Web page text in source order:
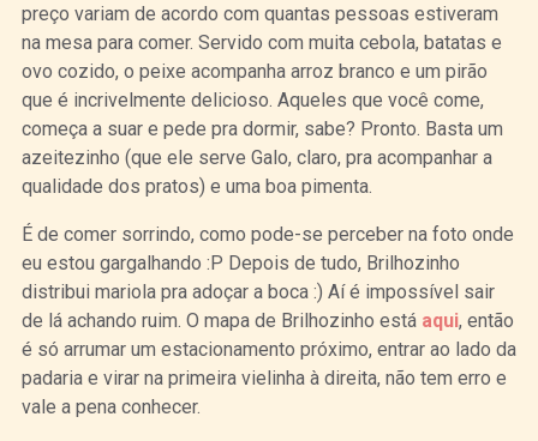
preço variam de acordo com quantas pessoas estiveram
na mesa para comer. Servido com muita cebola, batatas e
ovo cozido, o peixe acompanha arroz branco e um pirão
que é incrivelmente delicioso. Aqueles que você come,
começa a suar e pede pra dormir, sabe? Pronto. Basta um
azeitezinho (que ele serve Galo, claro, pra acompanhar a
qualidade dos pratos) e uma boa pimenta.
É de comer sorrindo, como pode-se perceber na foto onde
eu estou gargalhando :P Depois de tudo, Brilhozinho
distribui mariola pra adoçar a boca :) Aí é impossível sair
de lá achando ruim. O mapa de Brilhozinho está aqui, então
é só arrumar um estacionamento próximo, entrar ao lado da
padaria e virar na primeira vielinha à direita, não tem erro e
vale a pena conhecer.